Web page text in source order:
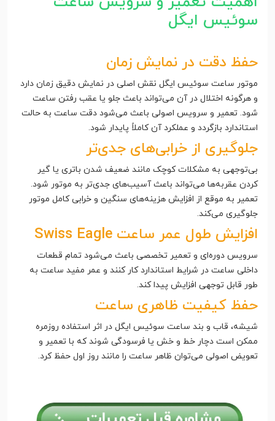
سوئیس ایگل
حفظ دقت در نمایش زمان
موتور ساعت سوئیس ایگل نقش اصلی در نمایش دقیق زمان دارد
و هرگونه اختلال در آن می‌تواند باعث جلو یا عقب رفتن ساعت
شود. تعمیر و سرویس اصولی باعث می‌شود دقت ساعت به حالت
استاندارد بازگردد و عملکرد آن کاملاً پایدار شود.
جلوگیری از خرابی‌های جدی‌تر
بی‌توجهی به مشکلات کوچک مانند ضعیف شدن باتری یا گیر
کردن عقربه‌ها می‌تواند باعث آسیب‌های جدی‌تر به موتور شود.
تعمیر به موقع از افزایش هزینه‌های سنگین و خرابی کامل موتور
جلوگیری می‌کند.
افزایش طول عمر ساعت Swiss Eagle
سرویس دوره‌ای و تعمیر تخصصی باعث می‌شود تمام قطعات
داخلی ساعت در شرایط استاندارد کار کنند و عمر مفید ساعت به
طور قابل توجهی افزایش پیدا کند.
حفظ کیفیت ظاهری ساعت
شیشه، قاب و بند ساعت سوئیس ایگل در اثر استفاده روزمره
ممکن است دچار خط و خش یا فرسودگی شوند که با تعمیر و
تعویض اصولی می‌توان ظاهر ساعت را مانند روز اول حفظ کرد.